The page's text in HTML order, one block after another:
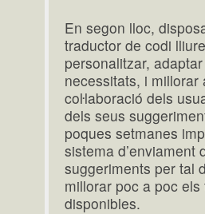
En segon lloc,
traductor de codi
personalitzar,
necessitats, i millorar
coŀlaboració dels
dels seus
poques setmanes
sistema d’enviament
suggeriments per tal
millorar poc a poc els
disponibles.